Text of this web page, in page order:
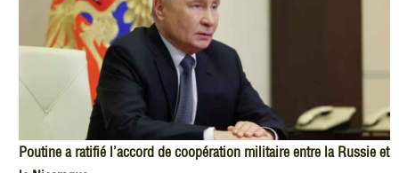
Poutine a ratifié l’accord de coopération militaire entre la Russie et